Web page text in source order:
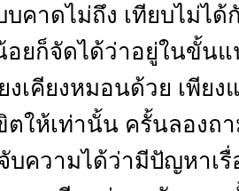
คาดไม่ถึง เทียบไม่ได้
อยก็จัดได้ว่าอยู่ในขั้น
งเคียงหมอนด้วย เพีย
ตให้เท่านั้น ครั้นลองถ
ความได้ว่ามีปัญหาเรื่